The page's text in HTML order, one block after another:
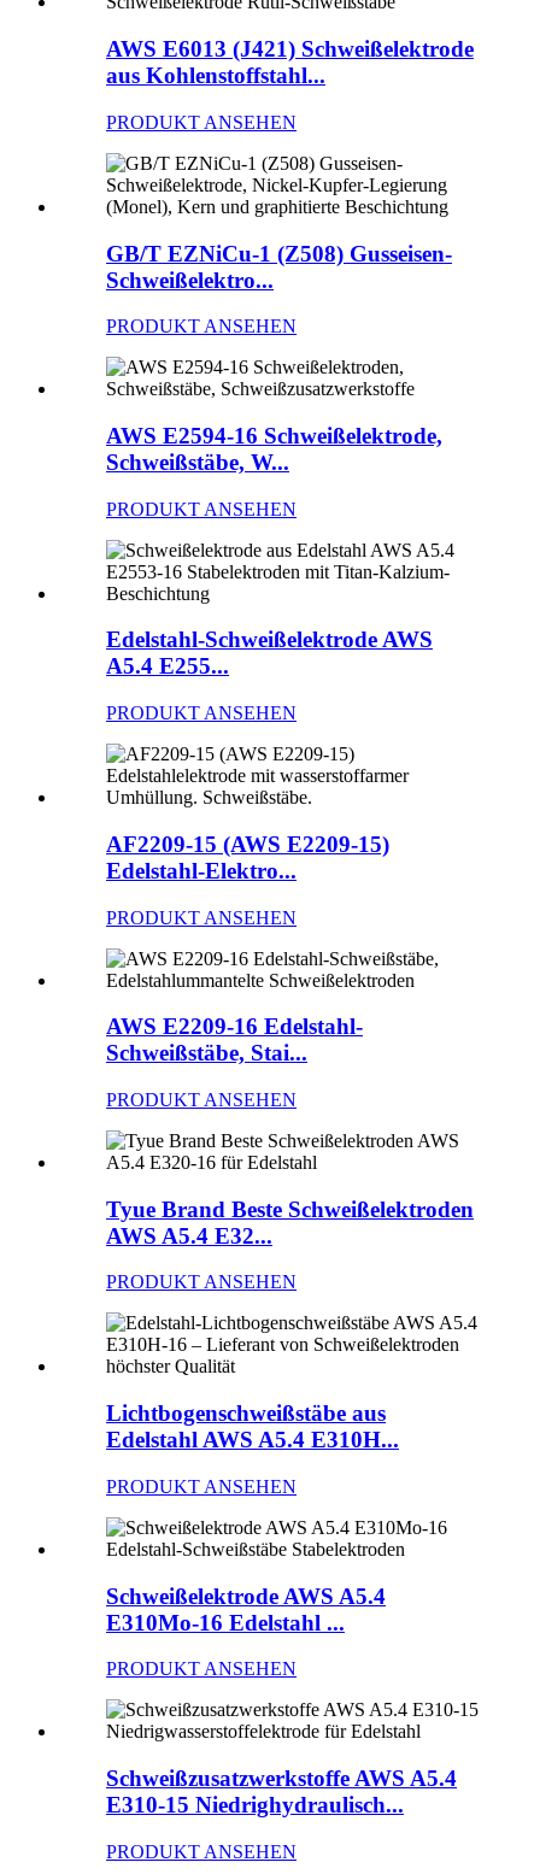
AWS E6013 (J421) Schweißelektrode
aus Kohlenstoffstahl...
PRODUKT ANSEHEN
GB/T EZNiCu-1 (Z508) Gusseisen-
Schweißelektro...
PRODUKT ANSEHEN
AWS E2594-16 Schweißelektrode,
Schweißstäbe, W...
PRODUKT ANSEHEN
Edelstahl-Schweißelektrode AWS
A5.4 E255...
PRODUKT ANSEHEN
AF2209-15 (AWS E2209-15)
Edelstahl-Elektro...
PRODUKT ANSEHEN
AWS E2209-16 Edelstahl-
Schweißstäbe, Stai...
PRODUKT ANSEHEN
Tyue Brand Beste Schweißelektroden
AWS A5.4 E32...
PRODUKT ANSEHEN
Lichtbogenschweißstäbe aus
Edelstahl AWS A5.4 E310H...
PRODUKT ANSEHEN
Schweißelektrode AWS A5.4
E310Mo-16 Edelstahl ...
PRODUKT ANSEHEN
Schweißzusatzwerkstoffe AWS A5.4
E310-15 Niedrighydraulisch...
PRODUKT ANSEHEN